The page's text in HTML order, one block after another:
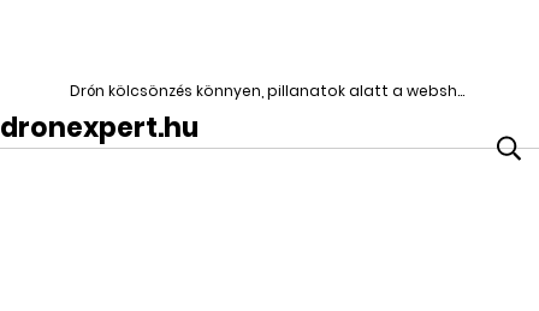
Drón kölcsönzés könnyen, pillanatok alatt a webshopban|DroneXpert
dronexpert.hu